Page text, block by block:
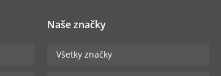
Naše značky
Všetky značky